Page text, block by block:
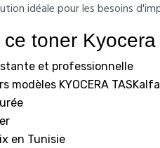
idéale pour les besoins
toner Kyocera
et professionnelle
modèles KYOCERA TASKalfa
en Tunisie